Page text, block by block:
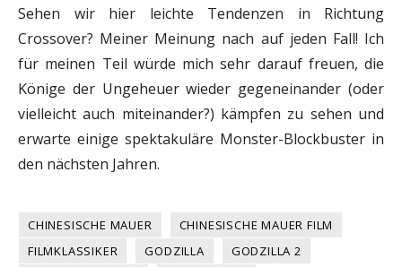
Sehen wir hier leichte Tendenzen in Richtung
Crossover? Meiner Meinung nach auf jeden Fall! Ich
für meinen Teil würde mich sehr darauf freuen, die
Könige der Ungeheuer wieder gegeneinander (oder
vielleicht auch miteinander?) kämpfen zu sehen und
erwarte einige spektakuläre Monster-Blockbuster in
den nächsten Jahren.
CHINESISCHE MAUER
CHINESISCHE MAUER FILM
FILMKLASSIKER
GODZILLA
GODZILLA 2